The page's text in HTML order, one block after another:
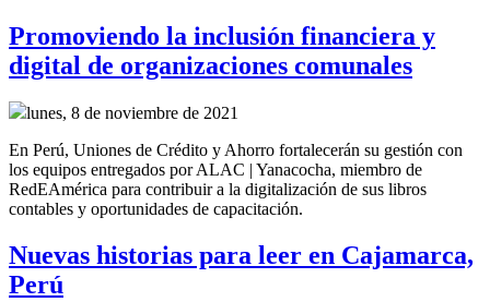
Promoviendo la inclusión financiera y
digital de organizaciones comunales
lunes, 8 de noviembre de 2021
En Perú, Uniones de Crédito y Ahorro fortalecerán su gestión con
los equipos entregados por ALAC | Yanacocha, miembro de
RedEAmérica para contribuir a la digitalización de sus libros
contables y oportunidades de capacitación.
Nuevas historias para leer en Cajamarca,
Perú